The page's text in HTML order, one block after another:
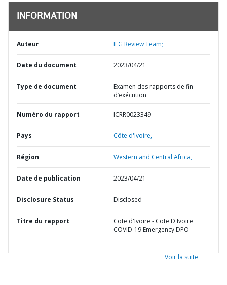
INFORMATION
Auteur IEG Review Team;
Date du document 2023/04/21
Type de document
Examen des rapports de fin
d’exécution
Numéro du rapport ICRR0023349
Pays Côte d'Ivoire,
Région Western and Central Africa,
Date de publication 2023/04/21
Disclosure Status Disclosed
Titre du rapport
Cote d'Ivoire - Cote D'Ivoire
COVID-19 Emergency DPO
Voir la suite